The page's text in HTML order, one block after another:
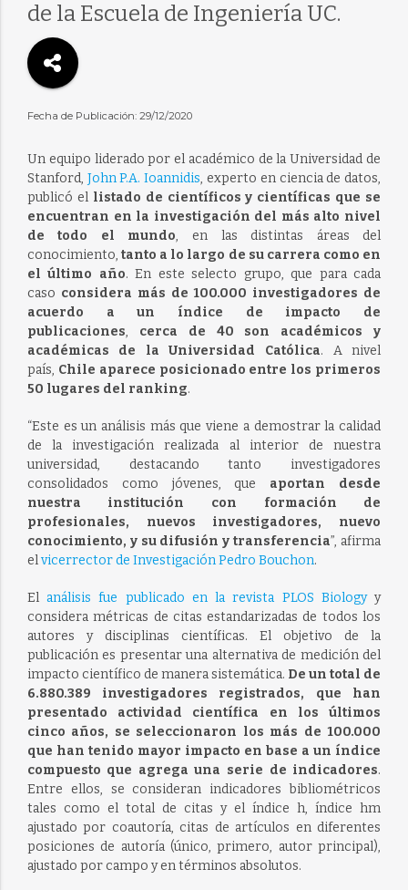
de la Escuela de Ingeniería UC.
Fecha de Publicación: 29/12/2020
Un equipo liderado por el académico de la Universidad de
Stanford, John P.A. Ioannidis, experto en ciencia de datos,
publicó el listado de científicos y científicas que se
encuentran en la investigación del más alto nivel
de todo el mundo, en las distintas áreas del
conocimiento,tanto a lo largo de su carrera como en
el último año. En este selecto grupo, que para cada
caso considera más de 100.000 investigadores de
acuerdo a un índice de impacto de
publicaciones, cerca de 40 son académicos y
académicas de la Universidad Católica. A nivel
país, Chile aparece posicionado entre los primeros
50 lugares del ranking.
“Este es un análisis más que viene a demostrar la calidad
de la investigación realizada al interior de nuestra
universidad, destacando tanto investigadores
consolidados como jóvenes, que aportan desde
nuestra institución con formación de
profesionales, nuevos investigadores, nuevo
conocimiento, y su difusión y transferencia”, afirma
elvicerrector de Investigación Pedro Bouchon.
Elanálisis fue publicado en la revista PLOS Biologyy
considera métricas de citas estandarizadas de todos los
autores y disciplinas científicas. El objetivo de la
publicación es presentar una alternativa de medición del
impacto científico de manera sistemática. De un total de
6.880.389 investigadores registrados, que han
presentado actividad científica en los últimos
cinco años, se seleccionaron los más de 100.000
que han tenido mayor impacto en base a un índice
compuesto que agrega una serie de indicadores.
Entre ellos, se consideran indicadores bibliométricos
tales como el total de citas y el índice h, índice hm
ajustado por coautoría, citas de artículos en diferentes
posiciones de autoría (único, primero, autor principal),
ajustado por campo y en términos absolutos.